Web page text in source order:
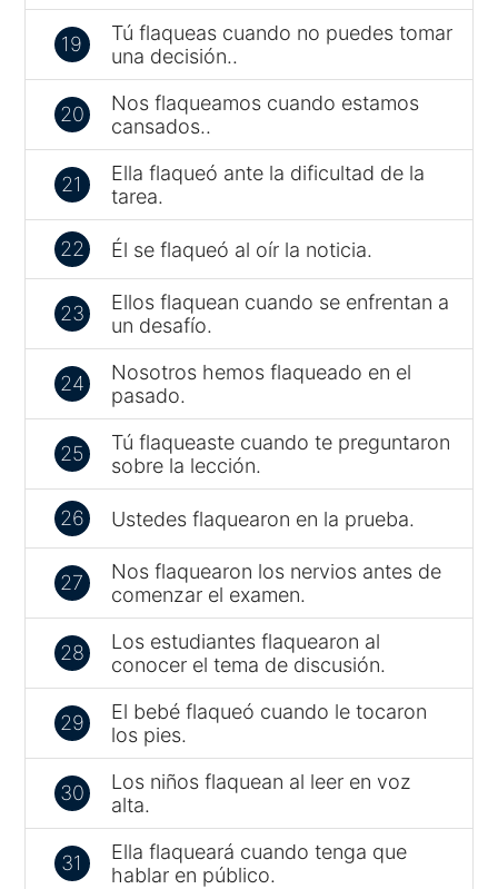
19
Tú flaqueas cuando no puedes tomar
una decisión..
20
Nos flaqueamos cuando estamos
cansados..
21
Ella flaqueó ante la dificultad de la
tarea.
22 Él se flaqueó al oír la noticia.
23
Ellos flaquean cuando se enfrentan a
un desafío.
24
Nosotros hemos flaqueado en el
pasado.
25
Tú flaqueaste cuando te preguntaron
sobre la lección.
26 Ustedes flaquearon en la prueba.
27
Nos flaquearon los nervios antes de
comenzar el examen.
28
Los estudiantes flaquearon al
conocer el tema de discusión.
29
El bebé flaqueó cuando le tocaron
los pies.
30
Los niños flaquean al leer en voz
alta.
31
Ella flaqueará cuando tenga que
hablar en público.